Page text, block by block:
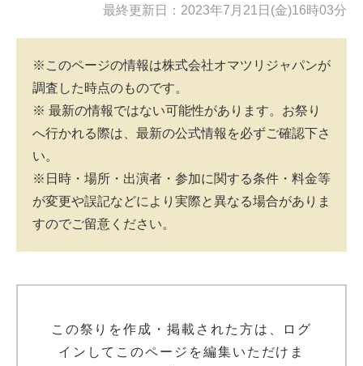
最終更新日：2023年7月21日(金)16時03分
※このページの情報は株式会社オマツリジャパンが
調査した時点のものです。
※ 最新の情報ではない可能性があります。お祭り
へ行かれる際は、最新の公式情報を必ずご確認下さ
い。
※日時・場所・出演者・参加に関する条件・料金等
が変更や誤記などにより実際と異なる場合がありま
すのでご留意ください。
この祭りを作成・掲載された方は、ログ
インしてこのページを編集いただけま